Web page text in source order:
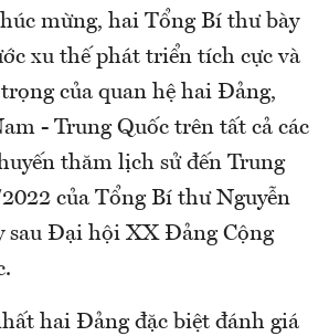
mừng, hai Tổng Bí thư bày
xu thế phát triển tích cực và
của quan hệ hai Đảng,
- Trung Quốc trên tất cả các
thăm lịch sử đến Trung
của Tổng Bí thư Nguyễn
sau Đại hội XX Đảng Cộng
hai Đảng đặc biệt đánh giá